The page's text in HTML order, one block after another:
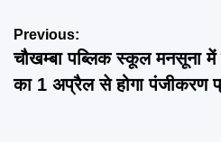
Post
navigation
Previous:
चौखम्बा पब्लिक स्कूल मनसूना
का 1 अप्रैल से होगा पंजीकरण